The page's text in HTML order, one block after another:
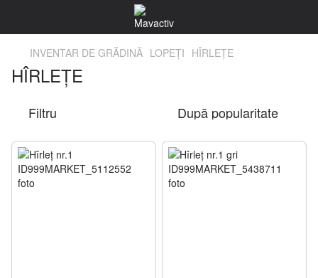
INVENTAR DE GRĂDINĂ LOPEŢI HÎRLEŢE
HÎRLEŢE
Filtru După popularitate